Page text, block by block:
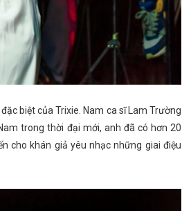
biệt của Trixie. Nam ca sĩ Lam Trường
trong thời đại mới, anh đã có hơn 20
cho khán giả yêu nhạc những giai điệu